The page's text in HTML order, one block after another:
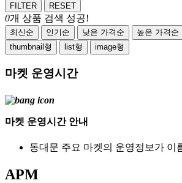
FILTER
RESET
0개 상품 검색 성공!
최신순 인기순 낮은 가격순
높은 가격순
thumbnail형
list형 image형
마켓 운영시간
마켓 운영시간 안내
동대문 주요 마켓의 운영정보가 이
APM